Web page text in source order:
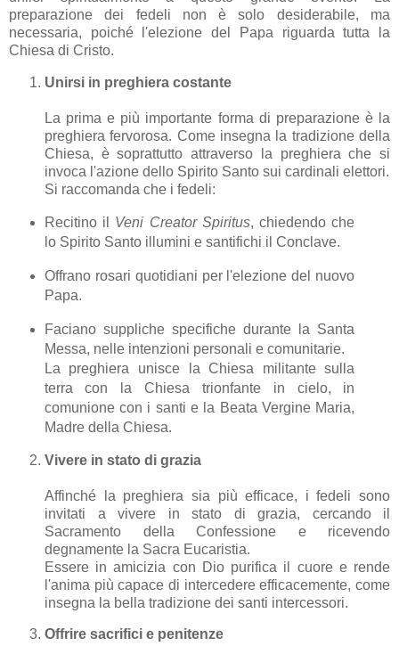
preparazione dei fedeli non è solo desiderabile, ma
necessaria, poiché l'elezione del Papa riguarda tutta la
Chiesa di Cristo.
Unirsi in preghiera costante
La prima e più importante forma di preparazione è la
preghiera fervorosa. Come insegna la tradizione della
Chiesa, è soprattutto attraverso la preghiera che si
invoca l'azione dello Spirito Santo sui cardinali elettori.
Si raccomanda che i fedeli:
Recitino il Veni Creator Spiritus, chiedendo che
lo Spirito Santo illumini e santifichi il Conclave.
Offrano rosari quotidiani per l'elezione del nuovo
Papa.
Faciano suppliche specifiche durante la Santa
Messa, nelle intenzioni personali e comunitarie.
La preghiera unisce la Chiesa militante sulla
terra con la Chiesa trionfante in cielo, in
comunione con i santi e la Beata Vergine Maria,
Madre della Chiesa.
Vivere in stato di grazia
Affinché la preghiera sia più efficace, i fedeli sono
invitati a vivere in stato di grazia, cercando il
Sacramento della Confessione e ricevendo
degnamente la Sacra Eucaristia.
Essere in amicizia con Dio purifica il cuore e rende
l'anima più capace di intercedere efficacemente, come
insegna la bella tradizione dei santi intercessori.
Offrire sacrifici e penitenze